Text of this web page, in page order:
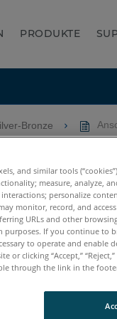
PRODUKTE
Bronze
and similar tools
measure, analyze,
interactions; personalize
monitor, record, and
URLs and other
purposes. If you continue to
to operate and
or clicking “Accept,”
through the link in the